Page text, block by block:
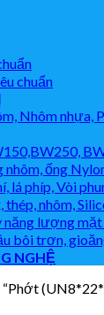
chuẩn
Nhôm nhựa,
nhôm, ống
lá phíp, Vòi
thép, nhôm,
năng lượng
bôi trơn,
NGHỆ